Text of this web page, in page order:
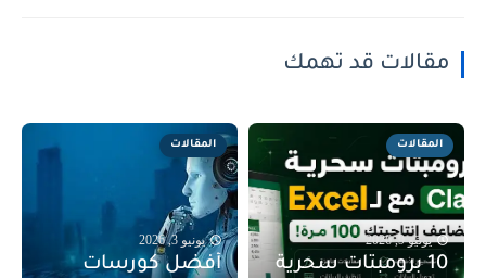
مقالات قد تهمك
المقالات
يونيو 9, 2026
10 برومبتات سحرية
المقالات
يونيو 3, 2026
أفضل كورسات